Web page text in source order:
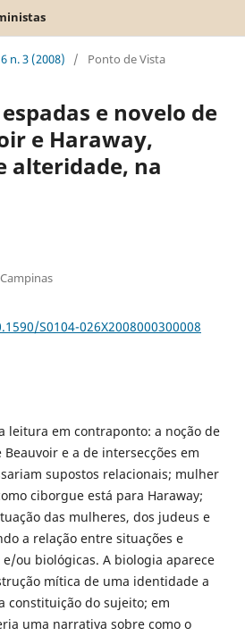
n. 3 (2008) / Ponto de Vista
e novelo de
e Haraway,
alteridade, na
S0104-026X2008000300008
leitura em contraponto: a noção de
e a de intersecções em
supostos relacionais; mulher
ciborgue está para Haraway;
das mulheres, dos judeus e
a relação entre situações e
ou biológicas. A biologia aparece
mítica de uma identidade a
constituição do sujeito; em
uma narrativa sobre como o